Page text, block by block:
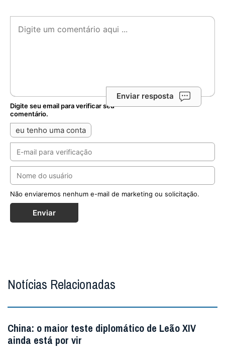
Não enviaremos nenhum e-mail de marketing ou solicitação.
Notícias Relacionadas
China: o maior teste diplomático de Leão XIV
ainda está por vir
Os próximos dois anos mostrarão se o Papa Leão XIV
pretende apenas administrar a herança de Francisco ou
reformulá-la. Redação (05/08/2...
dilema por trás dos altares compartilhados
encontrada apenas em soluções administrativas?
MAIS